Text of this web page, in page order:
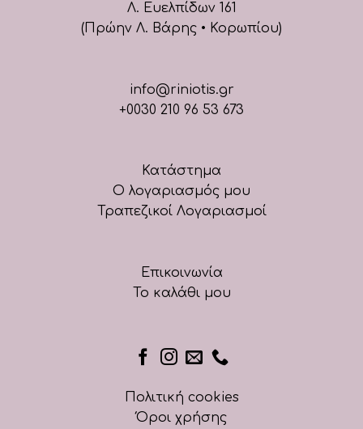
Λ. Ευελπίδων 161
(Πρώην Λ. Βάρης • Κορωπίου)
info@riniotis.gr
+0030 210 96 53 673
Κατάστημα
Ο λογαριασμός μου
Τραπεζικοί Λογαριασμοί
Επικοινωνία
Το καλάθι μου
Πολιτική cookies
Όροι χρήσης